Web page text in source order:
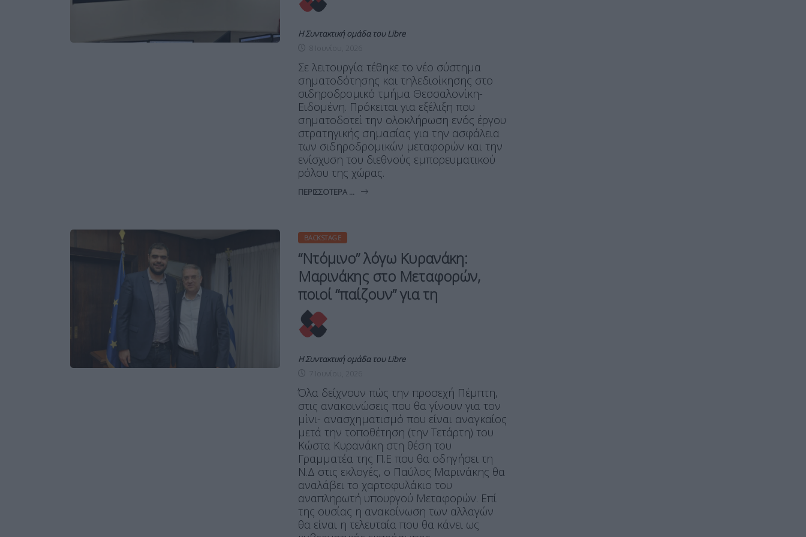
Η Συντακτική ομάδα του Libre
Σε λειτουργία τέθηκε το νέο σύστημα
σηματοδότησης και τηλεδιοίκησης στο
σιδηροδρομικό τμήμα Θεσσαλονίκη-
Ειδομένη. Πρόκειται για εξέλιξη που
σηματοδοτεί την ολοκλήρωση ενός έργου
στρατηγικής σημασίας για την ασφάλεια
των σιδηροδρομικών μεταφορών και την
ενίσχυση του διεθνούς εμπορευματικού
ρόλου της χώρας.
ΠΕΡΙΣΣΌΤΕΡΑ ...
BACKSTAGE
“Ντόμινο” λόγω Κυρανάκη:
Μαρινάκης στο Μεταφορών,
ποιοί “παίζουν” για τη
Η Συντακτική ομάδα του Libre
Όλα δείχνουν πώς την προσεχή Πέμπτη,
στις ανακοινώσεις που θα γίνουν για τον
μίνι- ανασχηματισμό που είναι αναγκαίος
μετά την τοποθέτηση (την Τετάρτη) του
Κώστα Κυρανάκη στη θέση του
Γραμματέα της Π.Ε που θα οδηγήσει τη
Ν.Δ στις εκλογές, ο Παύλος Μαρινάκης θα
αναλάβει το χαρτοφυλάκιο του
αναπληρωτή υπουργού Μεταφορών. Επί
της ουσίας η ανακοίνωση των αλλαγών
θα είναι η τελευταία που θα κάνει ως